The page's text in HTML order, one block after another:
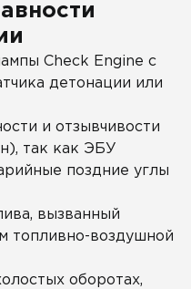
Check Engine с
детонации или
и отзывчивости
так как ЭБУ
поздние углы
вызванный
топливно-воздушной
оборотах,